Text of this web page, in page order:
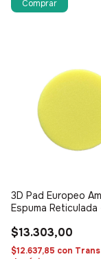
3D Pad Europeo
Espuma
$13.303,00
$12.637,85 con